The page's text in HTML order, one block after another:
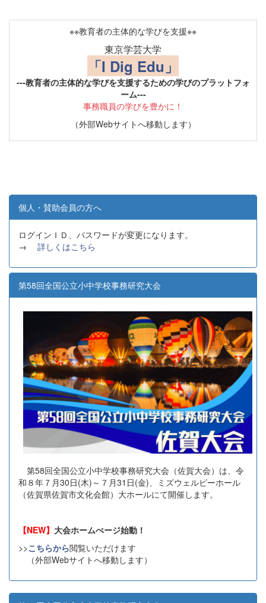
※※教育者の主体的な学びを支援※※
東京学芸大学
「I Dig Edu」
---教育者の主体的な学びを支援するための学びのプラットフォ
ーム---
事務職員の学びを豊かに！
（外部Webサイトへ移動します）
個人・賛助会員の方へ
ログインＩＤ、パスワードが変更になります。
→ 詳しくはこちら
第58回全国公立小中学校事務研究大会
第58回全国公立小中学校事務研究大会（佐賀大会）は、令
和８年７月30日(木)～７月31日(金)、ミズウェルビーホール
（佐賀県佐賀市文化会館）大ホールにて開催します。
【NEW】 大会ホームぺージ始動！
>>こちらから閲覧いただけます
（外部Webサイトへ移動します）